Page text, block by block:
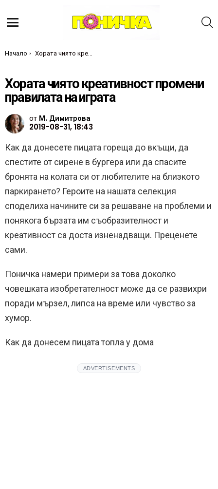
Ти си тук:
Начало Хората чиято креативност промени правилата на играта
Хората чиято креативност промени
правилата на играта
от М. Димитрова
2019-08-31, 18:43
Как да донесете пицата гореща до вкъщи, да
спестите от сирене в бургера или да спасите
бронята на колата си от любителите на близкото
паркирането? Героите на нашата селекция
споделиха начините си за решаване на проблеми и
понякога бързата им съобразителност и
креативност са доста изненадващи. Преценете
сами.
Поничка намери примери за това доколко
човешката изобретателност може да се развихри
поради мързел, липса на време или чувство за
хумор.
Как да донесем пицата топла у дома
ADVERTISEMENTS